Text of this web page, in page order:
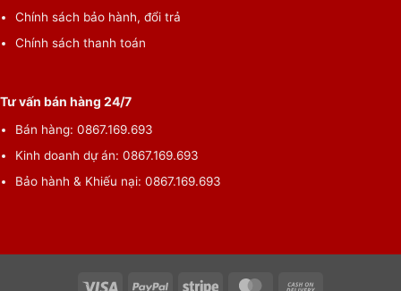
Chính sách bảo hành, đổi trả
Chính sách thanh toán
Tư vấn bán hàng 24/7
Bán hàng: 0867.169.693
Kinh doanh dự án: 0867.169.693
Bảo hành & Khiếu nại: 0867.169.693
Visa PayPal Stripe MasterCard